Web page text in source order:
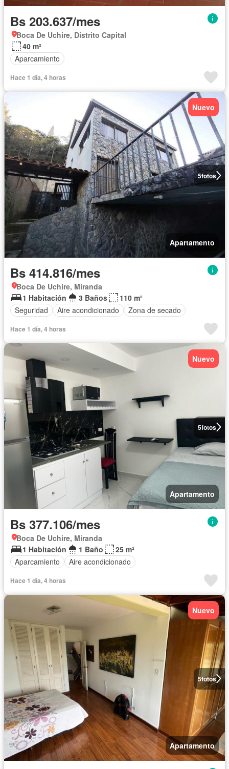
Bs 203.637/mes
Boca De Uchire, Distrito Capital
40 m²
Aparcamiento
Hace 1 día, 4 horas
5fotos
Nuevo
Apartamento
Bs 414.816/mes
Boca De Uchire, Miranda
1 Habitación
3 Baños
110 m²
Seguridad
Aire acondicionado Zona de secado
Hace 1 día, 4 horas
5fotos
Nuevo
Apartamento
Bs 377.106/mes
Boca De Uchire, Miranda
1 Habitación
1 Baño
25 m²
Aparcamiento
Aire acondicionado
Hace 1 día, 4 horas
5fotos
Nuevo
Apartamento